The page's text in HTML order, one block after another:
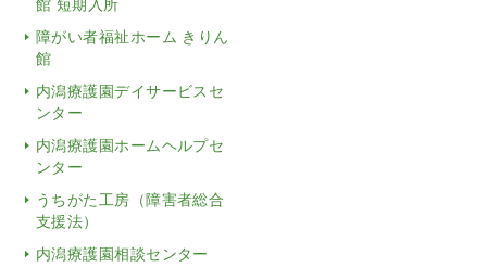
館 短期入所
障がい者福祉ホーム きりん
館
内潟療護園デイサービスセ
ンター
内潟療護園ホームヘルプセ
ンター
うちがた工房（障害者総合
支援法）
内潟療護園相談センター